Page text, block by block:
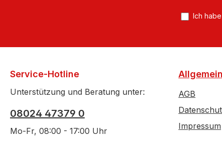
Ich
Service-Hotline
Unterstützung und Beratung unter:
08024 47379 0
Mo-Fr, 08:00 - 17:00 Uhr
Allgemein
AGB
Impressum